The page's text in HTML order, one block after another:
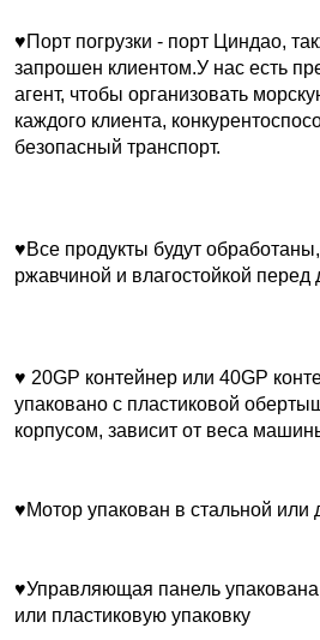
♥Порт погрузки - порт Циндао,
запрошен клиентом.У нас есть
агент, чтобы организовать
каждого клиента,
безопасный транспорт.
♥Все продукты будут
ржавчиной и влагостойкой перед
♥ 20GP контейнер или 40GP
упаковано с пластиковой
корпусом, зависит от веса
♥Мотор упакован в стальной или
♥Управляющая панель
или пластиковую упаковку